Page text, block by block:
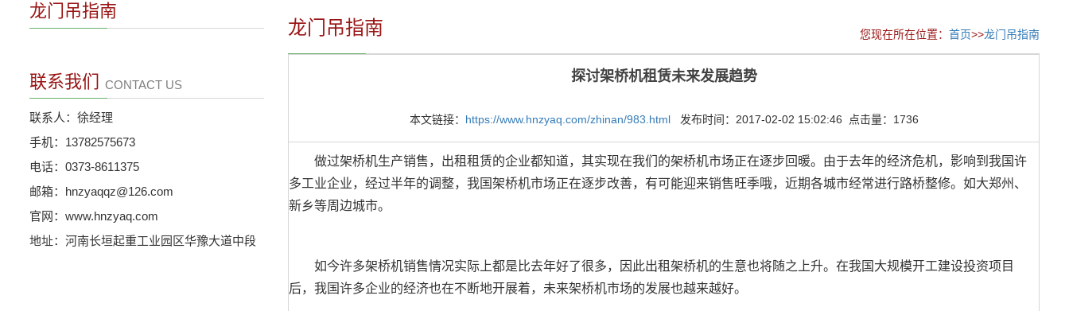
龙门吊指南 您现在所在位置： 首页>>龙门吊指南
探讨架桥机租赁未来发展趋势
本文链接： https://www.hnzyaq.com/zhinan/983.html发布时间：2017-02-02 15:02:46 点击量：1736
做过架桥机生产销售，出租租赁的企业都知道，其实现在我们的架桥机市场正在逐步回暖。由于去年的经济危机，影响到我国许
多工业企业，经过半年的调整，我国架桥机市场正在逐步改善，有可能迎来销售旺季哦，近期各城市经常进行路桥整修。如大郑州、
新乡等周边城市。
如今许多架桥机销售情况实际上都是比去年好了很多，因此出租架桥机的生意也将随之上升。在我国大规模开工建设投资项目
后，我国许多企业的经济也在不断地开展着，未来架桥机市场的发展也越来越好。
龙门吊指南
联系我们 CONTACT US
联系人：徐经理
手机：13782575673
电话：0373-8611375
邮箱：hnzyaqqz@126.com
官网：www.hnzyaq.com
地址：河南长垣起重工业园区华豫大道中段